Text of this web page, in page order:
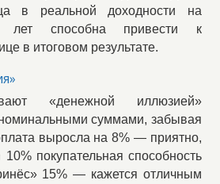
в реальной доходности на
лет способна привести к
в итоговом результате.
«денежной иллюзией»
суммами, забывая
выросла на 8% — приятно,
покупательная способность
15% — кажется отличным